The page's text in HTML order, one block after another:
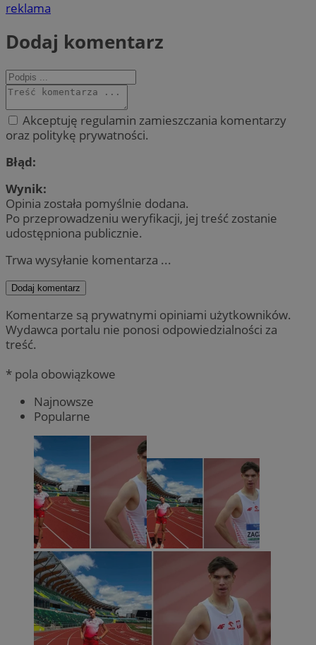
reklama
Dodaj komentarz
Akceptuję regulamin zamieszczania komentarzy
oraz politykę prywatności.
Błąd:
Wynik:
Opinia została pomyślnie dodana.
Po przeprowadzeniu weryfikacji, jej treść zostanie
udostępniona publicznie.
Trwa wysyłanie komentarza ...
Dodaj komentarz
Komentarze są prywatnymi opiniami użytkowników.
Wydawca portalu nie ponosi odpowiedzialności za
treść.
* pola obowiązkowe
Najnowsze
Popularne